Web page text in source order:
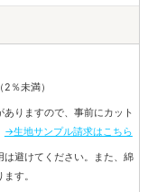
％未満）
りますので、事前にカット
→生地サンプル請求はこちら
は避けてください。また、綿
す。